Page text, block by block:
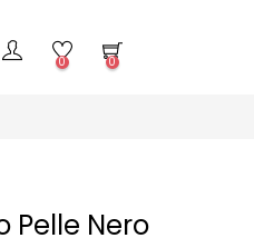
0 0
Pelle Nero